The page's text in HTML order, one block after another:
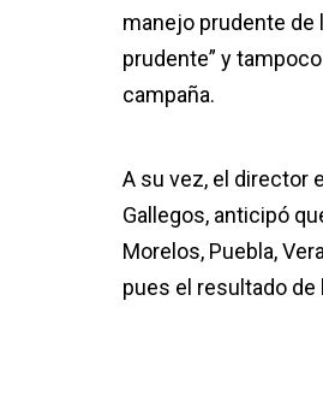
manejo prudente de
prudente” y
campaña.
A su vez, el director
Gallegos, anticipó
Morelos, Puebla,
pues el resultado